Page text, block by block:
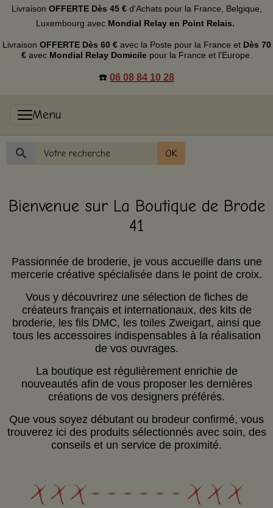
Livraison OFFERTE Dès 45 €d'Achats pour la France, Belgique,
Luxembourg avec Mondial Relay en Point Relais.
Livraison OFFERTE Dès 60 €avec la Poste pour la France et Dès 70
€avec Mondial Relay Domicilepour la France et l'Europe.
☎️ 06 08 84 10 28
OK
Bienvenue sur La Boutique de Brode
41
Passionnée de broderie, je vous accueille dans une
mercerie créative spécialisée dans le point de croix.
Vous y découvrirez une sélection de fiches de
créateurs français et internationaux, des kits de
broderie, les fils DMC, les toiles Zweigart, ainsi que
tous les accessoires indispensables à la réalisation
de vos ouvrages.
La boutique est régulièrement enrichie de
nouveautés afin de vous proposer les dernières
créations de vos designers préférés.
Que vous soyez débutant ou brodeur confirmé, vous
trouverez ici des produits sélectionnés avec soin, des
conseils et un service de proximité.